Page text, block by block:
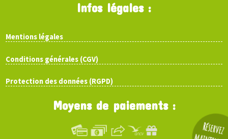
Réservez
Infos légales :
Mentions légales
Conditions générales (CGV)
Protection des données (RGPD)
Moyens de paiements :